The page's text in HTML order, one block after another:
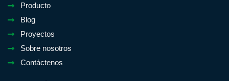
Producto
Blog
Proyectos
Sobre nosotros
Contáctenos